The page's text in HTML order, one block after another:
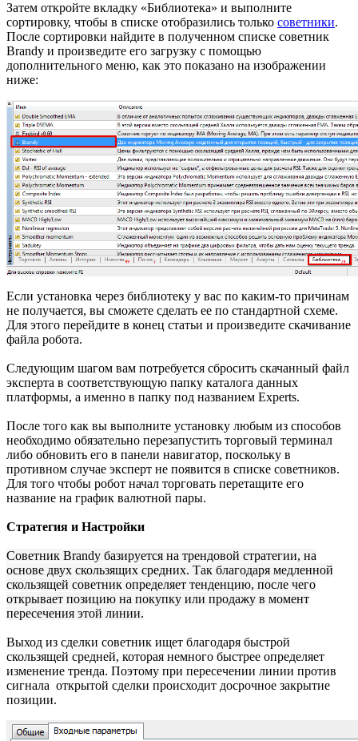
Затем откройте вкладку «Библиотека» и выполните
сортировку, чтобы в списке отобразились только советники.
После сортировки найдите в полученном списке советник
Brandy и произведите его загрузку с помощью
дополнительного меню, как это показано на изображении
ниже:
Если установка через библиотеку у вас по каким-то причинам
не получается, вы сможете сделать ее по стандартной схеме.
Для этого перейдите в конец статьи и произведите скачивание
файла робота.
Следующим шагом вам потребуется сбросить скачанный файл
эксперта в соответствующую папку каталога данных
платформы, а именно в папку под названием Experts.
После того как вы выполните установку любым из способов
необходимо обязательно перезапустить торговый терминал
либо обновить его в панели навигатор, поскольку в
противном случае эксперт не появится в списке советников.
Для того чтобы робот начал торговать перетащите его
название на график валютной пары.
Стратегия и Настройки
Советник Brandy базируется на трендовой стратегии, на
основе двух скользящих средних. Так благодаря медленной
скользящей советник определяет тенденцию, после чего
открывает позицию на покупку или продажу в момент
пересечения этой линии.
Выход из сделки советник ищет благодаря быстрой
скользящей средней, которая немного быстрее определяет
изменение тренда. Поэтому при пересечении линии против
сигнала открытой сделки происходит досрочное закрытие
позиции.